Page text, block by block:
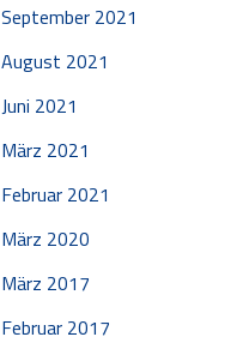
September 2021
August 2021
Juni 2021
März 2021
Februar 2021
März 2020
März 2017
Februar 2017